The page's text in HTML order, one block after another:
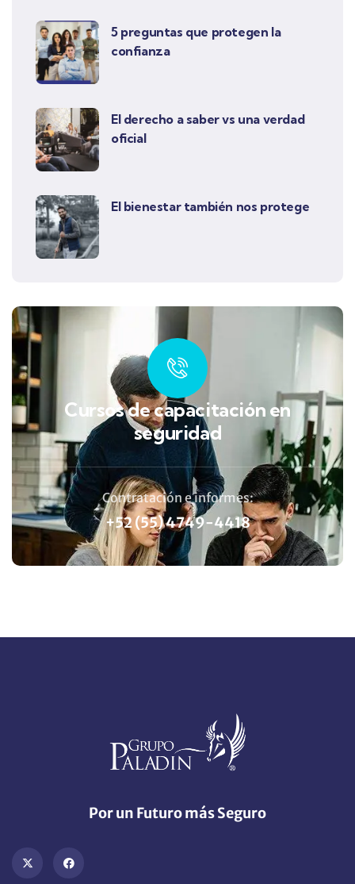
5 preguntas que protegen la
confianza
El derecho a saber vs una verdad
oficial
El bienestar también nos protege
Cursos de capacitación en
seguridad
Contratación e informes:
+52 (55) 4749-4418
Por un Futuro más Seguro